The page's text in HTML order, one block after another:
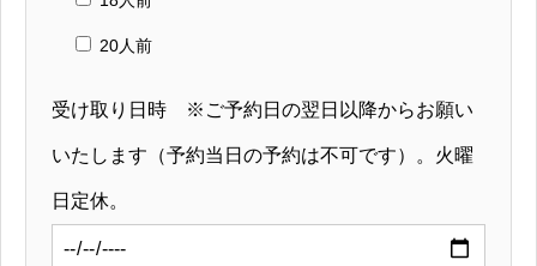
20人前
受け取り日時 ※ご予約日の翌日以降からお願い
いたします（予約当日の予約は不可です）。火曜
日定休。